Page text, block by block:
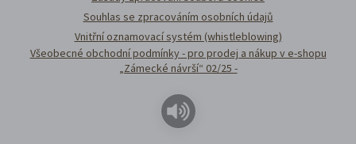
Souhlas se zpracováním osobních údajů
Vnitřní oznamovací systém (whistleblowing)
Všeobecné obchodní podmínky - pro prodej a nákup v e-shopu
„Zámecké návrší“ 02/25 -